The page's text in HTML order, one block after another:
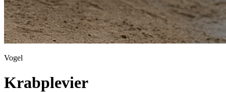
Vogel
Krabplevier